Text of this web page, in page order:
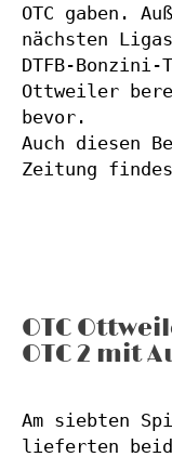
OTC gaben.
nächsten
DTFB-
Ottweiler
bevor.
Auch diesen
Zeitung
OTC
OTC 2 mit
Am siebten
lieferten